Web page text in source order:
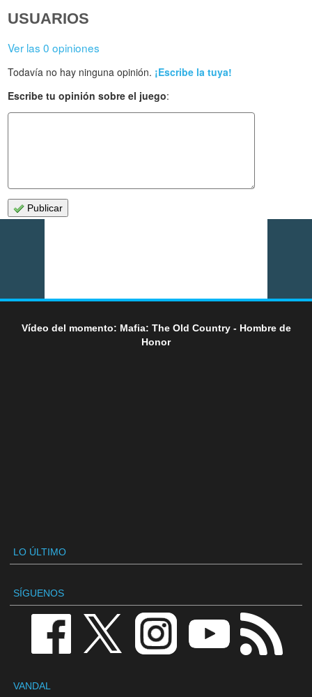
USUARIOS
Ver las 0 opiniones
Todavía no hay ninguna opinión. ¡Escribe la tuya!
Escribe tu opinión sobre el juego:
Publicar
Vídeo del momento: Mafia: The Old Country - Hombre de
Honor
LO ÚLTIMO
SÍGUENOS
VANDAL